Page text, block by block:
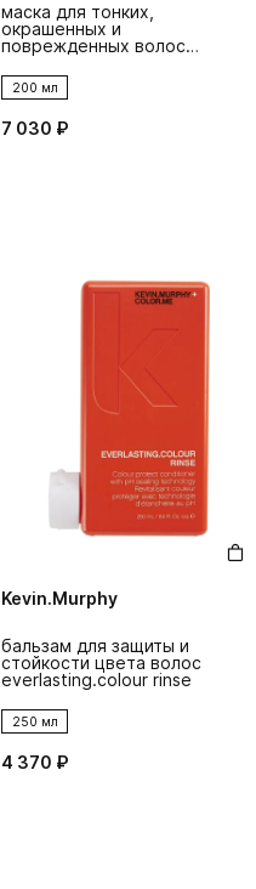
маска для тонких,
окрашенных и
поврежденных волос
angel.masque
200 мл
7 030 ₽
Kevin.Murphy
бальзам для защиты и
стойкости цвета волос
everlasting.colour rinse
250 мл
4 370 ₽